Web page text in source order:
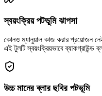
স্বয়ংক্রিয় পটভূমি ঝাপসা
কোনও ম্যানুয়াল কাজ করার প্রয়োজন
এই টুলটি স্বয়ংক্রিয়ভাবে ব্যাকগ্রাউন্ড
উচ্চ মানের ব্লার ছবির পটভূমি